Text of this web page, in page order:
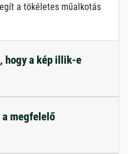
a tökéletes műalkotás
hogy a kép illik-e
megfelelő